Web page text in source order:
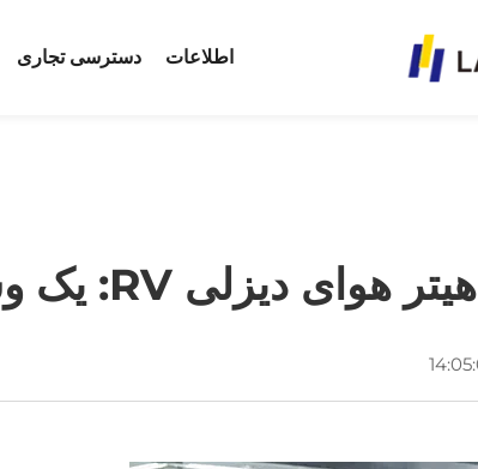
دسترسی تجاری اطلاعات
هیتر هوای دیزلی RV: یک وسیله ضروری برای کمپینگ در زمستان